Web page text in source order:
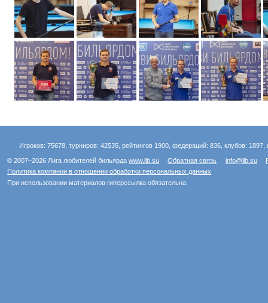
Игроков: 75678, турниров: 42535, рейтингов 1900, федераций: 836, клубов:
© 2007–2026 Лига любителей бильярдаwww.llb.su Обратная связь info@llb.su
Политика компании в отношении обработки персональных данных
При использовании материалов гиперссылка обязательна.